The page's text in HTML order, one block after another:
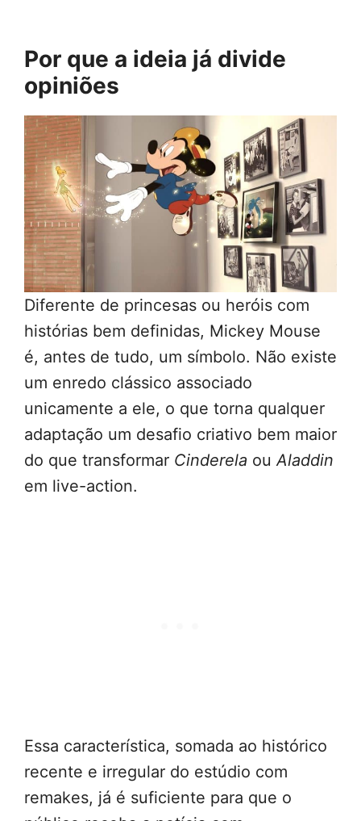
Por que a ideia já divide
opiniões
Diferente de princesas ou heróis com
histórias bem definidas, Mickey Mouse
é, antes de tudo, um símbolo. Não existe
um enredo clássico associado
unicamente a ele, o que torna qualquer
adaptação um desafio criativo bem maior
do que transformar Cinderela ou Aladdin
em live-action.
Essa característica, somada ao histórico
recente e irregular do estúdio com
remakes, já é suficiente para que o